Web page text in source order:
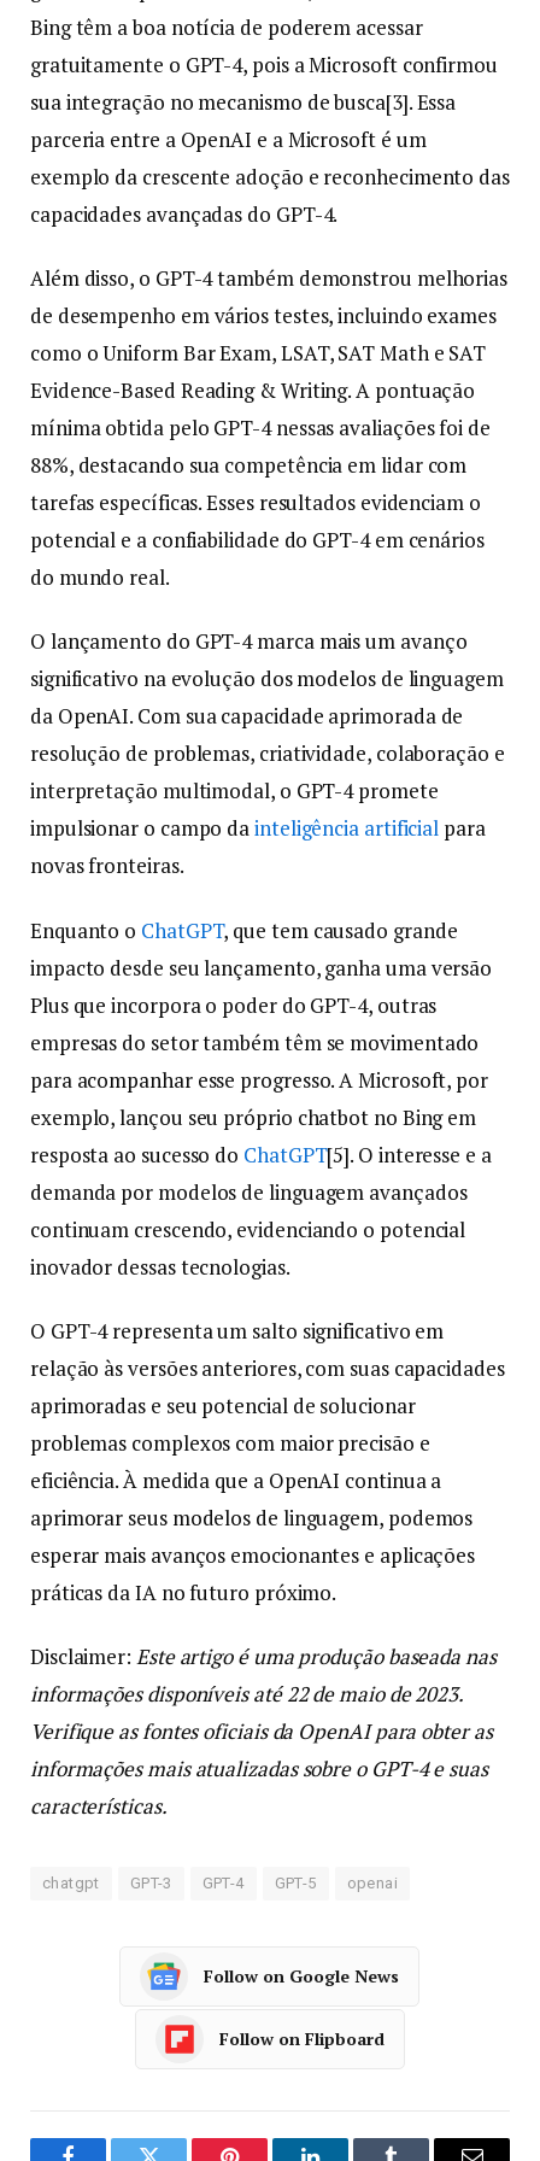
Bing têm a boa notícia de poderem acessar
gratuitamente o GPT-4, pois a Microsoft confirmou
sua integração no mecanismo de busca[3]. Essa
parceria entre a OpenAI e a Microsoft é um
exemplo da crescente adoção e reconhecimento das
capacidades avançadas do GPT-4.
Além disso, o GPT-4 também demonstrou melhorias
de desempenho em vários testes, incluindo exames
como o Uniform Bar Exam, LSAT, SAT Math e SAT
Evidence-Based Reading & Writing. A pontuação
mínima obtida pelo GPT-4 nessas avaliações foi de
88%, destacando sua competência em lidar com
tarefas específicas. Esses resultados evidenciam o
potencial e a confiabilidade do GPT-4 em cenários
do mundo real.
O lançamento do GPT-4 marca mais um avanço
significativo na evolução dos modelos de linguagem
da OpenAI. Com sua capacidade aprimorada de
resolução de problemas, criatividade, colaboração e
interpretação multimodal, o GPT-4 promete
impulsionar o campo dainteligência artificial para
novas fronteiras.
Enquanto o ChatGPT, que tem causado grande
impacto desde seu lançamento, ganha uma versão
Plus que incorpora o poder do GPT-4, outras
empresas do setor também têm se movimentado
para acompanhar esse progresso. A Microsoft, por
exemplo, lançou seu próprio chatbot no Bing em
resposta ao sucesso do ChatGPT[5]. O interesse e a
demanda por modelos de linguagem avançados
continuam crescendo, evidenciando o potencial
inovador dessas tecnologias.
O GPT-4 representa um salto significativo em
relação às versões anteriores, com suas capacidades
aprimoradas e seu potencial de solucionar
problemas complexos com maior precisão e
eficiência. À medida que a OpenAI continua a
aprimorar seus modelos de linguagem, podemos
esperar mais avanços emocionantes e aplicações
práticas da IA no futuro próximo.
Disclaimer: Este artigo é uma produção baseada nas
informações disponíveis até 22 de maio de 2023.
Verifique as fontes oficiais da OpenAI para obter as
informações mais atualizadas sobre o GPT-4 e suas
características.
chatgpt GPT-3 GPT-4 GPT-5 openai
Follow on Google News
Follow on Flipboard